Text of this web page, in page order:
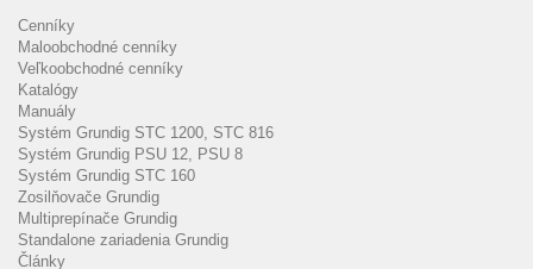
Cenníky
Maloobchodné cenníky
Veľkoobchodné cenníky
Katalógy
Manuály
Systém Grundig STC 1200, STC 816
Systém Grundig PSU 12, PSU 8
Systém Grundig STC 160
Zosilňovače Grundig
Multiprepínače Grundig
Standalone zariadenia Grundig
Články